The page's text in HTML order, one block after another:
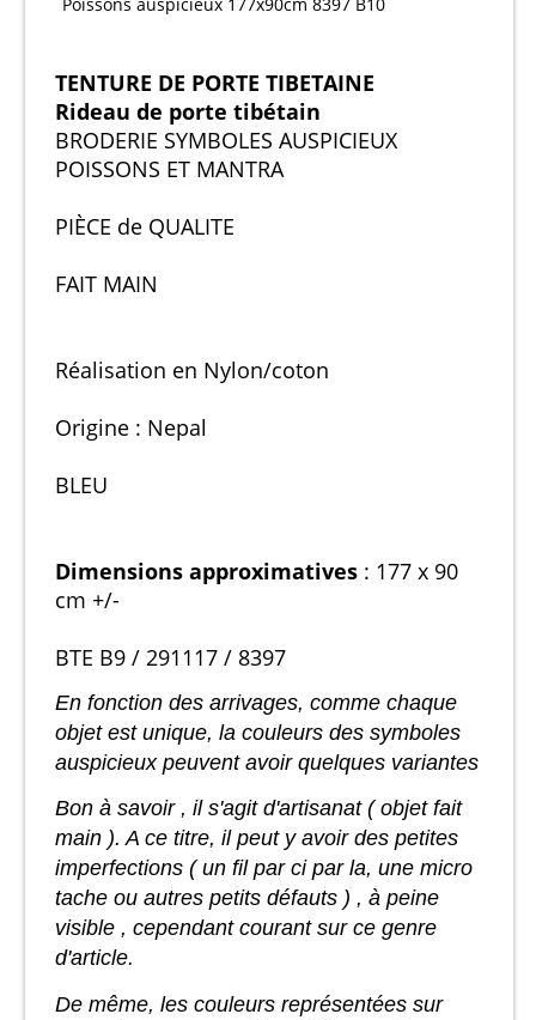
TENTURE DE PORTE TIBETAINE
Rideau de porte tibétain
BRODERIE SYMBOLES AUSPICIEUX
POISSONS ET MANTRA
PIÈCE de QUALITE
FAIT MAIN
Réalisation en Nylon/coton
Origine : Nepal
BLEU
Dimensions approximatives : 177 x 90
cm +/-
BTE B9 / 291117 / 8397
En fonction des arrivages, comme chaque
objet est unique, la couleurs des symboles
auspicieux peuvent avoir quelques variantes
Bon à savoir , il s'agit d'artisanat ( objet fait
main ). A ce titre, il peut y avoir des petites
imperfections ( un fil par ci par la, une micro
tache ou autres petits défauts ) , à peine
visible , cependant courant sur ce genre
d'article.
De même, les couleurs représentées sur